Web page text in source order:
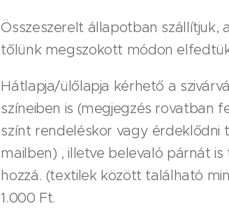
Összeszerelt állapotban szállítjuk,
tőlünk megszokott módon
Hátlapja/ülőlapja kérhető a
színeiben is (megjegzés rovatban
színt rendeléskor vagy érdeklődni
mailben) , illetve belevaló párnát is
hozzá. (textilek között található
1.000 Ft.